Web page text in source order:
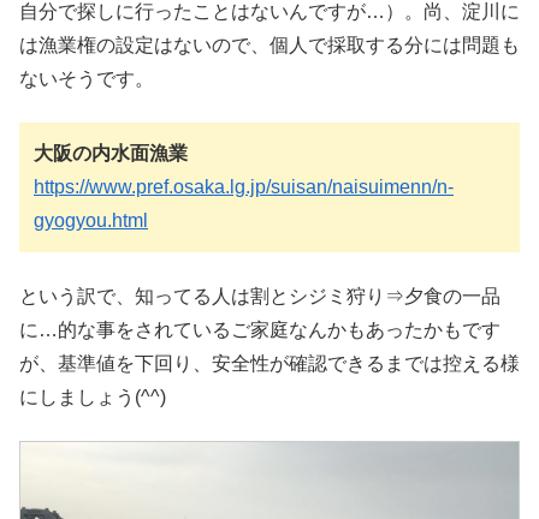
自分で探しに行ったことはないんですが…）。尚、淀川に
は漁業権の設定はないので、個人で採取する分には問題も
ないそうです。
大阪の内水面漁業
https://www.pref.osaka.lg.jp/suisan/naisuimenn/n-
gyogyou.html
という訳で、知ってる人は割とシジミ狩り⇒夕食の一品
に…的な事をされているご家庭なんかもあったかもです
が、基準値を下回り、安全性が確認できるまでは控える様
にしましょう(^^)